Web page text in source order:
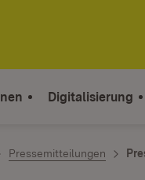
Digitalisierung
Pressemitteilungen